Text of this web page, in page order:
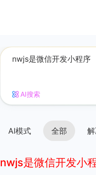
AI搜索
AI模式 全部
nwjs是微信开发小